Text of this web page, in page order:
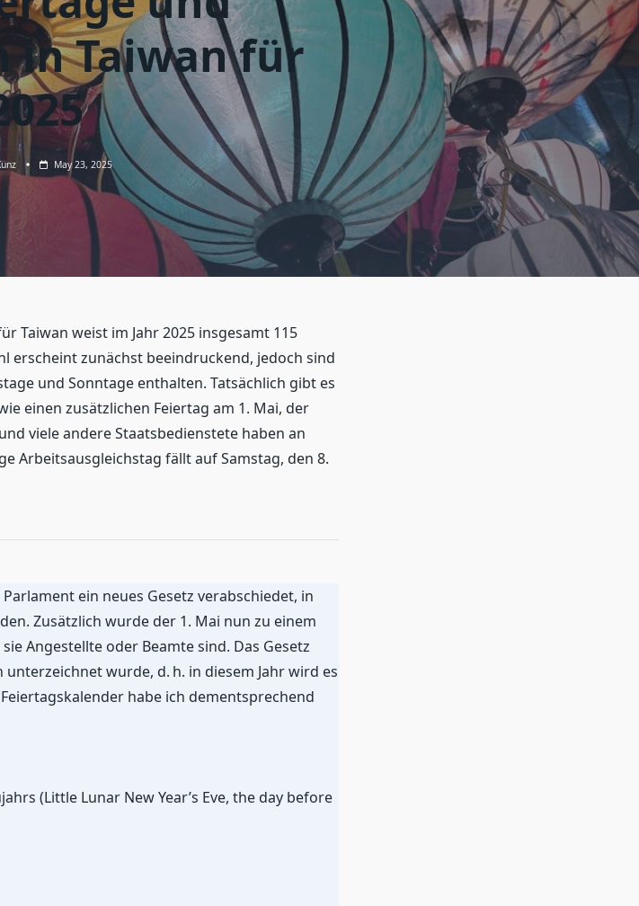
in Taiwan für
May 23, 2025
Taiwan weist im Jahr 2025 insgesamt 115
erscheint zunächst beeindruckend, jedoch sind
und Sonntage enthalten. Tatsächlich gibt es
einen zusätzlichen Feiertag am 1. Mai, der
viele andere Staatsbedienstete haben an
Arbeitsausgleichstag fällt auf Samstag, den 8.
ein neues Gesetz verabschiedet, in
Zusätzlich wurde der 1. Mai nun zu einem
Angestellte oder Beamte sind. Das Gesetz
wurde, d. h. in diesem Jahr wird es
habe ich dementsprechend
(Little Lunar New Year’s Eve, the day before